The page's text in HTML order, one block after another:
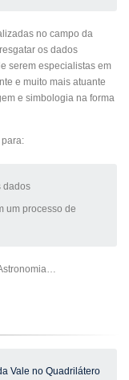
no campo da
os dados
serem especialistas em
e muito mais atuante
e simbologia na forma
para:
dados
um processo de
Vale no Quadrilátero